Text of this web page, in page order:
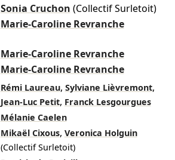
Sonia Cruchon (Collectif Surletoit)
Marie-Caroline Revranche
Marie-Caroline Revranche
Marie-Caroline Revranche
Rémi Laureau, Sylviane Lièvremont,
Jean-Luc Petit, Franck Lesgourgues
Mélanie Caelen
Mikaël Cixous, Veronica Holguin
(Collectif Surletoit)